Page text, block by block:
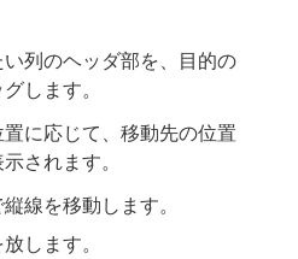
列のヘッダ部を、目的の
します。
置に応じて、移動先の位置
されます。
線を移動します。
します。